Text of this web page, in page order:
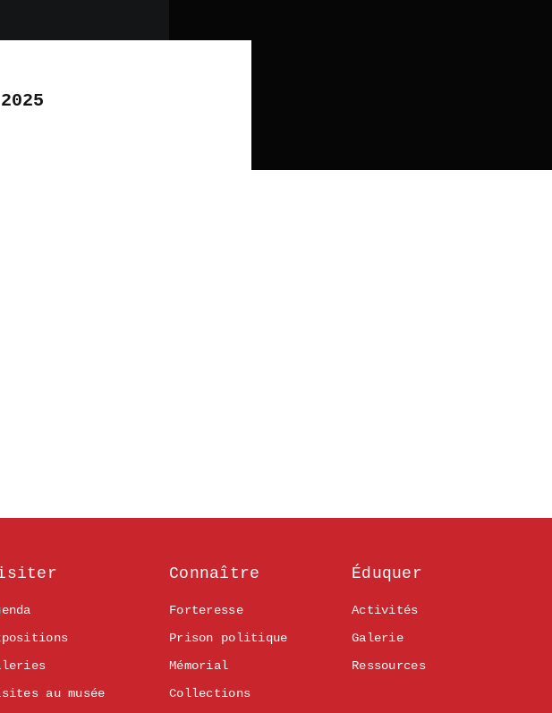
au musée
Connaître
Forteresse
Prison politique
Mémorial
Collections
Éduquer
Activités
Galerie
Ressources